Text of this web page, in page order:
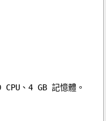
CPU、4 GB 記憶體。